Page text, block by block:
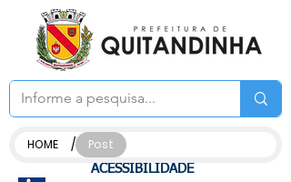
ACESSIBILIDADE
HOME / Post